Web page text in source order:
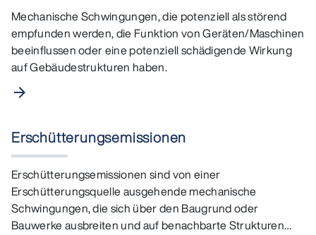
Mechanische Schwingungen, die potenziell als störend
empfunden werden, die Funktion von Geräten/Maschinen
beeinflussen oder eine potenziell schädigende Wirkung
auf Gebäudestrukturen haben.
arrow_forward
Erschütterungsemissionen
Erschütterungsemissionen sind von einer
Erschütterungsquelle ausgehende mechanische
Schwingungen, die sich über den Baugrund oder
Bauwerke ausbreiten und auf benachbarte Strukturen